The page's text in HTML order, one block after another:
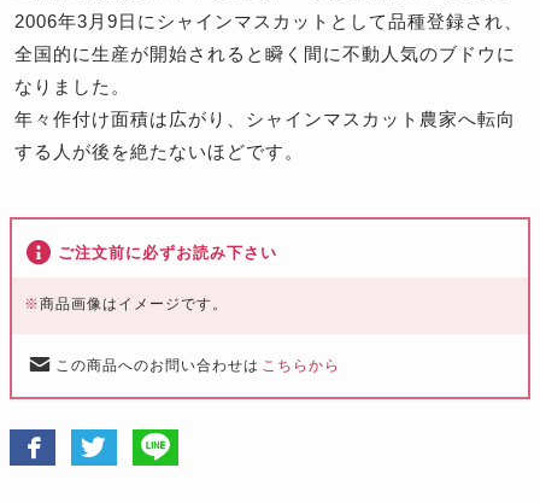
2006年3月9日にシャインマスカットとして品種登録され、
全国的に生産が開始されると瞬く間に不動人気のブドウに
なりました。
年々作付け面積は広がり、シャインマスカット農家へ転向
する人が後を絶たないほどです。
ご注文前に必ずお読み下さい
※商品画像はイメージです。
この商品へのお問い合わせは こちらから